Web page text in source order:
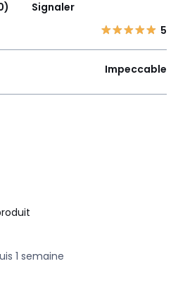
Signaler
5
Impeccable
1 semaine